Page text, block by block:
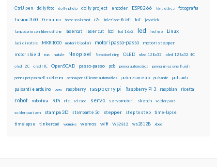
CtrlJ pen dolly foto dolly photo dolly project encoder ESP8266 fibra ottica fotografia
fusion 360 Genuino home assistant i2c iniezione fluidi IoT joystick
lampadario con fibre ottiche lasercut laser cut lcd lcd 16x2 led led rgb Linux
luci di natale MKR1000 motori bipolari motori passo-passo motori stepper
motor shield nas natale Neopixel Neopixel ring OLED oled 128x32 oled 128x32 IIC
oled i2C oled IIC OpenSCAD passo-passo pcb penna automatica penna iniezione fluidi
penna per pasta di saldatura penna per silicone automatica potenziometro pulsante pulsanti
pulsanti e arduino pwm raspberry raspberry pi Raspberry Pi 3 raspbian ricetta
robot robotica RPi rtc sd card servo servomotori sketch solder past
solder past pen stampa 3D stampante 3d stepper step to step time-lapse
timelapse tinkercad wemake wemos wifi WS2812 ws2812B xbee